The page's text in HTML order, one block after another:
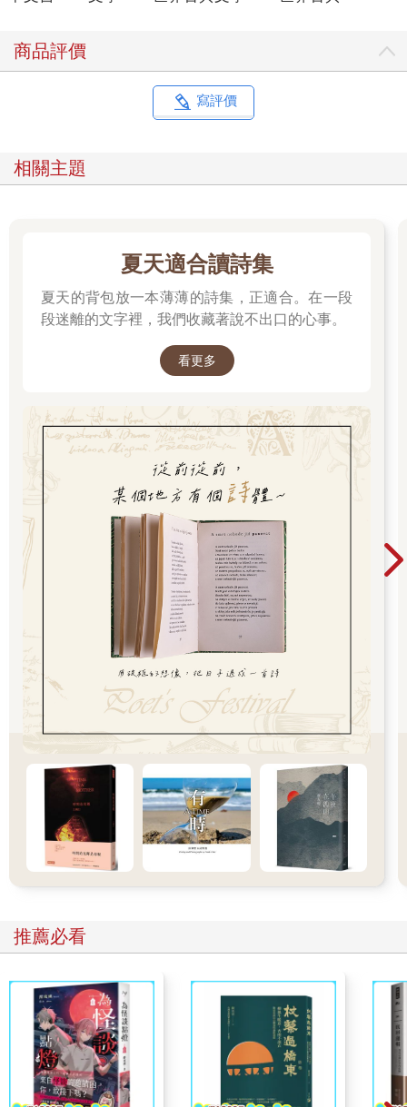
地走了進來。她擠進靠近前面的位子，開始甩動她的白色鬃毛，
希望大家看到上頭綁著的紅緞帶。最後抵達的是一隻貓，和往常
運草中間，開心地呼嚕呼嚕叫，完全沒有在聽少校的演講。
所有動物都到場了，除了摩西，這隻馴化的渡鴉，他靠在後門的
清了清喉嚨，開始說話：
「各位同志，你們多少已經聽說過我前晚做的怪夢了。但我晚點
裡思考，我覺得我已經參透生命在這世上的本質，我的所知一點
也不亞於如今還活著的動物。我想和你們說說的正是這些想
法。」
「同志們，我們生命的本質是什麼呢？老實說吧，我們的生命既
著，剛剛好果腹的食物。我們當中比較有能力的，則被迫工作到
用盡全身最後一點精力；一旦我們沒有任何用處了，就會被殘酷
或閒暇的滋味。英格蘭的動物沒有一隻是自由的。動物的生命既
悲慘且受人奴役，事實就是如此。」
「但這難道就是自然法則嗎？是因為我們的土地太過貧瘠，無法
好好養活仰賴著它的生命嗎？不，同志們！千千萬萬不是如此！
英格蘭的土地肥沃、氣候宜居，足以養活比現在居住在此更多的
動物。我們這小小的莊園可以養活十二匹馬、二十頭母牛、數百
頭綿羊，他們全都能舒舒服服且有尊嚴地活著，這是現在我們無
法想像的。那麼，我們為何要繼續活得那麼悲慘呢？因為人類幾
乎把我們勞動的成果都偷走了。同志們，這就是我們所有問題的
解答。全都可以用一個字作結：人。人類是我們唯一的敵人。把
人類驅逐出莊園，就能夠根除飢餓，動物們再也不必過勞。」
「人類是唯一只索取而不生產的生物。人不產奶、人不下蛋、人
瘦弱到無法拉犁、人跑得比兔子還慢，連抓到他們都沒有辦法。
但人類卻是動物之主。不僅役使動物工作，還只給動物勉強充飢
的最少口糧，剩下的全留給自己。我們以勞役耕耘大地、我們的
糞便滋養了土壤，但我們除了身上的皮囊外一無所有。我眼前這
群母牛，去年妳們給了人類幾千加侖的牛奶啊？原本要用來養育
群母雞啊，去年妳們下了多少蛋？其中又有多少孵育成小雞呢？
剩下的全都被瓊斯和他的手下拿去市場賣錢了。而妳，幸運草，
妳生的那四匹小馬又在哪呢？他們原本應該要在妳年老的時候服
侍和逗妳歡笑啊！每一匹都在一歲大的時候被賣掉了，妳永遠不
會再見到他們。妳一輩子經歷了四次分娩，還在田地裡任勞任
怨，妳得到的除了一口糧吃和一座廄棚外，還有什麼？」
子。這才是一頭豬該過的一生。但到了生命尾聲，沒有一頭動物
能躲開屠刀。坐在我眼前的這群小豬仔啊，在一年之內，你們每
一頭都會在屠宰場內叫到連命都沒了為止。我們終究躲不開那悲
慘的結局：母牛、豬仔、母雞、綿羊，大家都是如此。馬和狗的
命運也不會好到哪裡去。連你，拳擊手，在你強壯的肌肉失去力
氣的那天，瓊斯就會把你賣給馬屠夫，他會割了你的喉、把你煮
熟給獵狐犬吃。至於狗呢，當他們變老，牙齒掉光光時，瓊斯會
在他們的脖子上綁磚頭，扔到最近的池塘淹死。」
「同志們，講到這還不夠清楚嗎？我們生命當中所有的不幸都源
商品評價
寫評價
相關主題
夏天適合讀詩集
夏天的背包放一本薄薄的詩集，正適合。在一段
段迷離的文字裡，我們收藏著說不出口的心事。
看更多
推薦必看